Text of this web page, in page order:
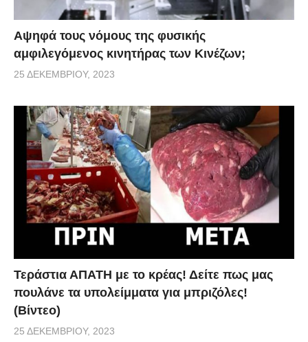
Αψηφά τους νόμους της φυσικής
αμφιλεγόμενος κινητήρας των Κινέζων;
25 ΔΕΚΕΜΒΡΊΟΥ, 2023
Τεράστια ΑΠΑΤΗ με το κρέας! Δείτε πως μας
πουλάνε τα υπολείμματα για μπριζόλες!
(Βίντεο)
25 ΔΕΚΕΜΒΡΊΟΥ, 2023